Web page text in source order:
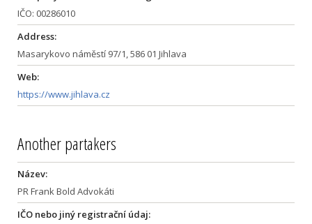
IČO: 00286010
Address:
Masarykovo náměstí 97/1, 586 01 Jihlava
Web:
https://www.jihlava.cz
Another partakers
Název:
PR Frank Bold Advokáti
IČO nebo jiný registrační údaj: